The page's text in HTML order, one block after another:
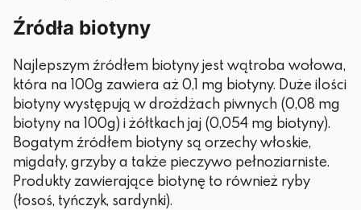
Źródła biotyny
Najlepszym źródłem biotyny jest wątroba wołowa,
która na 100g zawiera aż 0,1 mg biotyny. Duże ilości
biotyny występują w drożdżach piwnych (0,08 mg
biotyny na 100g) i żółtkach jaj (0,054 mg biotyny).
Bogatym źródłem biotyny są orzechy włoskie,
migdały, grzyby a także pieczywo pełnoziarniste.
Produkty zawierające biotynę to również ryby
(łosoś, tyńczyk, sardynki).